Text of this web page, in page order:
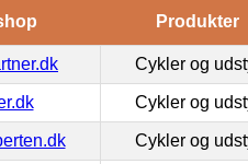
Produkter
Cykler og
Cykler og
Cykler og